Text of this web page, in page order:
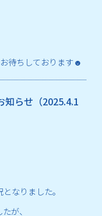
待ちしております☻
知らせ（2025.4.1
なりました。
が、